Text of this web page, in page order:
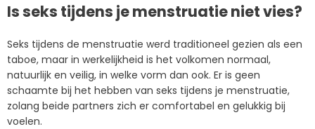
Is seks tijdens je menstruatie niet vies?
Seks tijdens de menstruatie werd traditioneel gezien als een
taboe, maar in werkelijkheid is het volkomen normaal,
natuurlijk en veilig, in welke vorm dan ook. Er is geen
schaamte bij het hebben van seks tijdens je menstruatie,
zolang beide partners zich er comfortabel en gelukkig bij
voelen.